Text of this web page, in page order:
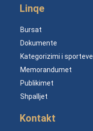
Linqe
Bursat
Dokumente
Kategorizimi i sporteve
Memorandumet
Publikimet
Shpalljet
Kontakt